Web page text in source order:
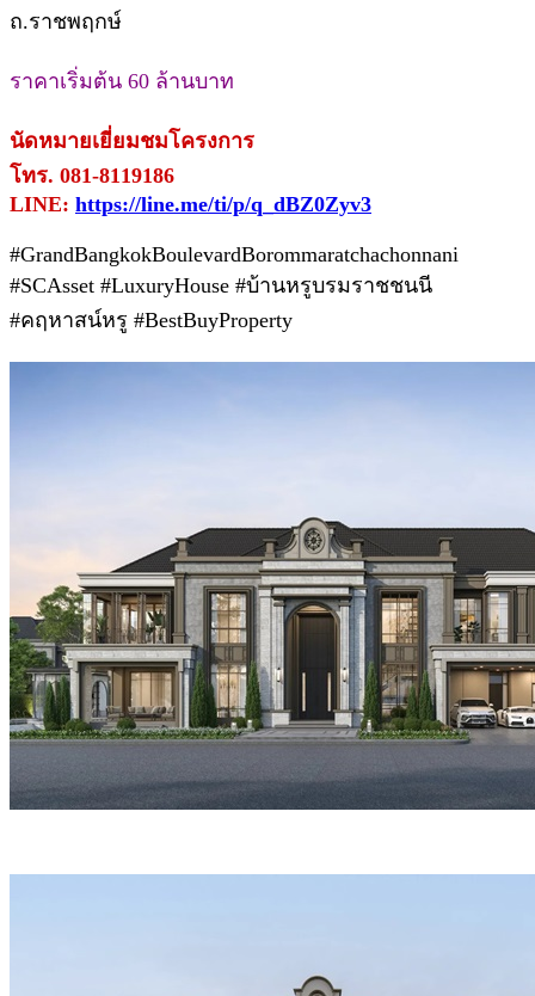
ถ.ราชพฤกษ์
ราคาเริ่มต้น 60 ล้านบาท
นัดหมายเยี่ยมชมโครงการ
โทร. 081-8119186
LINE: https://line.me/ti/p/q_dBZ0Zyv3
#GrandBangkokBoulevardBorommaratchachonnani
#SCAsset #LuxuryHouse #บ้านหรูบรมราชชนนี
#คฤหาสน์หรู #BestBuyProperty